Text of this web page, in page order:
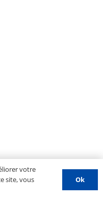
votre
site, vous
Ok